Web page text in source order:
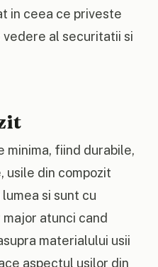
in ceea ce priveste
al securitatii si
minima, fiind durabile,
usile din compozit
si sunt cu
atunci cand
materialului usii
aspectul usilor din